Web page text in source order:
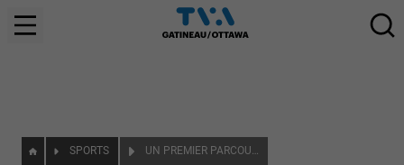
SPORTS UN PREMIER PARCOURS GRATUIT DE DISQUE-GOLF À GATINEAU